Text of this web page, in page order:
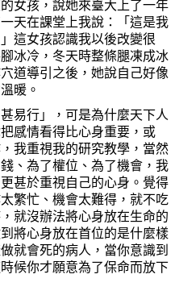
女孩，說她來臺大上了一年
天在課堂上我說：「這是我
這女孩認識我以後改變很
冰冷，冬天時整條腿凍成冰
道導引之後，她說自己好像
暖。
易行」，可是為什麼天下人
感情看得比心身重要，或
我重視我的研究教學，當然
、為了權位、為了機會，我
甚於重視自己的心身。覺得
繁忙、機會太難得，就不吃
就沒辦法將心身放在生命的
將心身放在首位的是什麼樣
就會死的病人，當你意識到
候你才願意為了保命而放下